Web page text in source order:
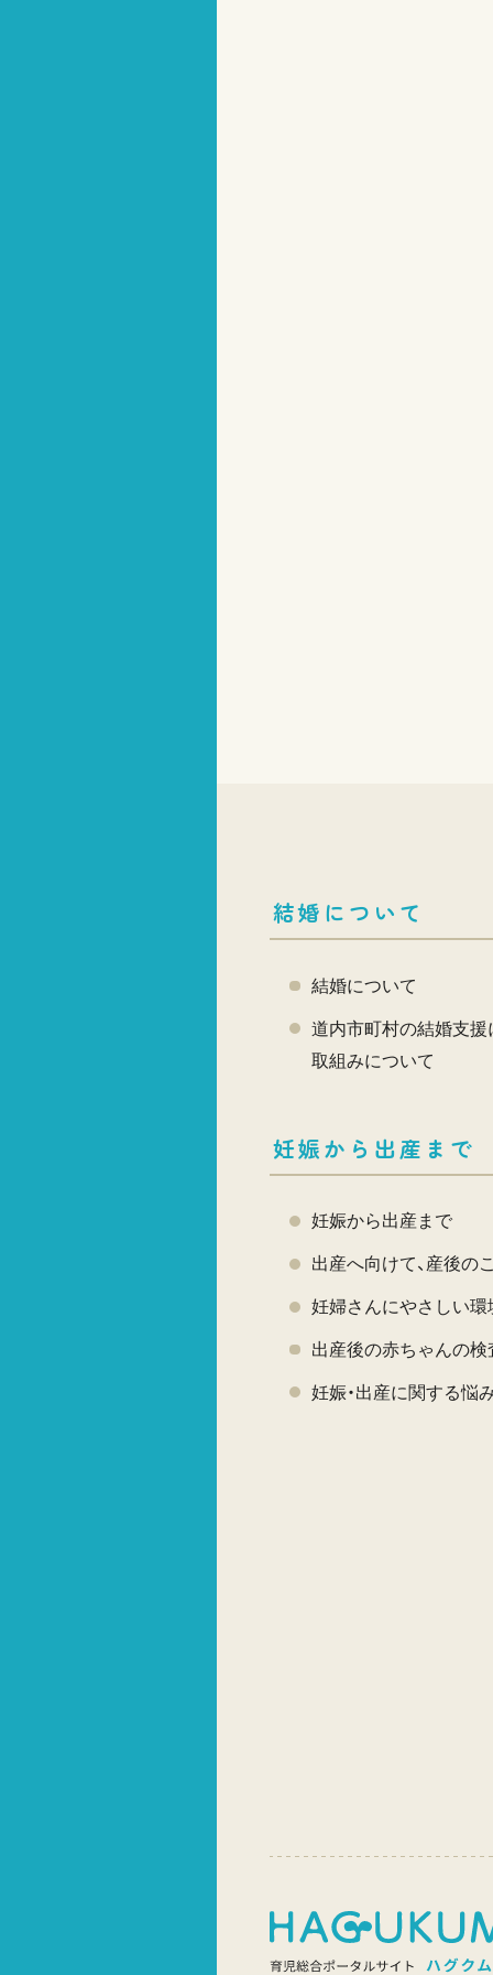
結婚について
結婚について
道内市町村の結婚支援
取組みについて
妊娠から出産まで
妊娠から出産まで
出産へ向けて、産後の
妊婦さんにやさしい環
出産後の赤ちゃんの検
妊娠・出産に関する悩